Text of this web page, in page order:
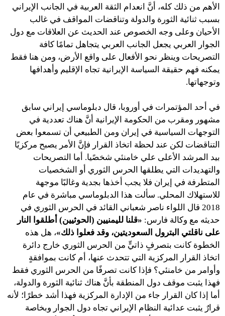
الأهم من ذلك كله، أنَّ انعدام الثقة العربية في الجانب الإيراني
بسبب ثنائية الثورة والدولة وتناقضات المواقف في غالب
الأحيان وعلى وجه الخصوص عند الحديث عن العلاقات مع دول
الجوار العربي يجعل الجانب العربي يتجاهل تمامًا كافة
التصريحات وينظر نحو الأفعال على واقع الأرض، ومن هنا فقط
يمكنه فهم حقيقة السياسة الإيرانية تجاه الإقليم وأهدافها
وتوجهاتها.
في أحد المؤتمرات في أوروبا، قال دبلوماسي إيراني سابق
مشهور ومقرب من الحكومة الإيرانية أنَّ هناك تعددية في
التوجهات السياسية في إيران ومن الطبيعي أن تسمعوا بعض
التناقضات لكن عند لحظة اتخاذ القرار فإنَّ الأمر يصبح مركزيًا
بيد المرشد الأعلى علي خامنئي شخصًيا. أما التصريحات
والتهديدات التي يطلقها الحرس الثوري أو الشخصيات
المتطرفة في إيران فلا يجب أخذها بجدية وغالبًا موجهة
للاستهلاك المحلي. سألت هذا الدبلوماسي مباشرة في عام
2018 قال اللواء ناصر شعباني القائد في الحرس الثوري في
حديثه مع وكالة فارس: «قلنا لليمنيين (الحوثيين) أطلقوا النار
على ناقلتي البترول السعوديتين، وقد فعلوا ذلك»، هل هذه
الخطوة كانت بتصرفٍ ذاتيٍّ من الحرس الثوري خارج دائرة
اتخاذ القرار المركزية التي تتحدث عنها، أم كانت بموافقةٍ
وأوامر من خامنئي؟ فإذا كانت تصرفًا من الحرس الثوري فقط
فهذا يثبت موقف دول المنطقة بأنَّ هناك ثنائية الثورة والدولة،
أما إذا كان القرار جاء من الإدارة المركزية فهذا أشد خطرًا؛ لأنه
قرارٌ يثبت عدائية النظام الإيراني تجاه دول الجوار وبخاصة